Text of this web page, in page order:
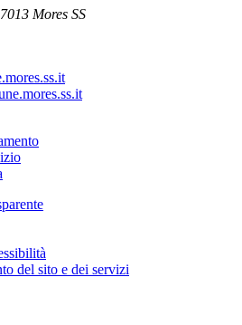
Mores SS
del sito e dei servizi